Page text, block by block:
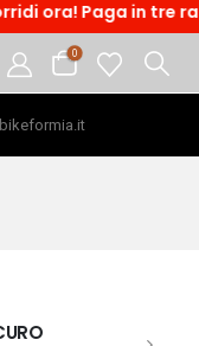
in tre rate o
0